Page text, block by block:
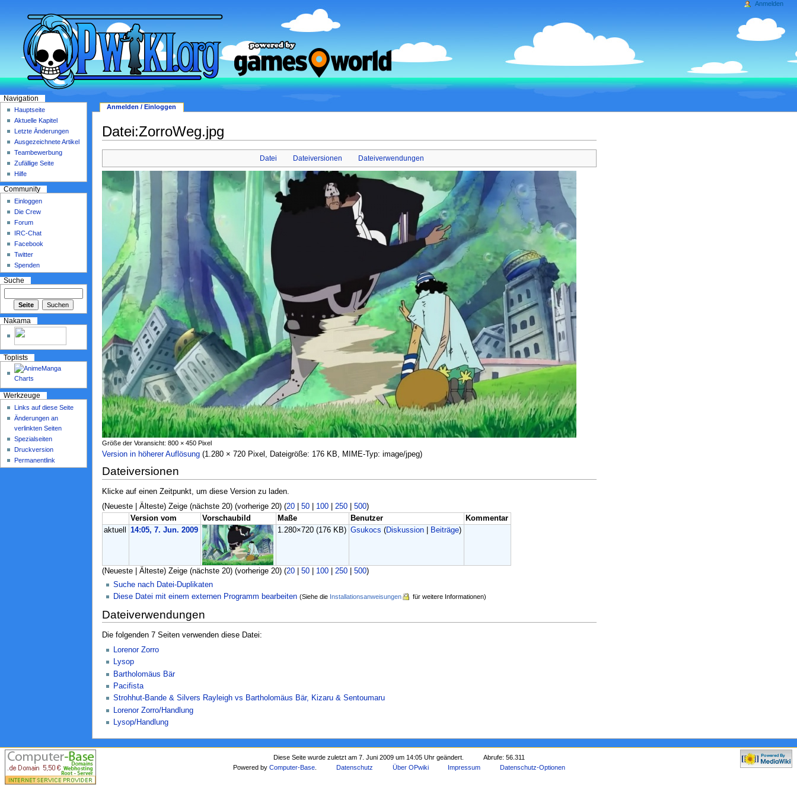
Datei:ZorroWeg.jpg
Datei Dateiversionen Dateiverwendungen
Größe der Voransicht: 800 × 450 Pixel
Version in höherer Auflösung‎ (1.280 × 720 Pixel, Dateigröße: 176 KB, MIME-Typ: image/jpeg)
Dateiversionen
Klicke auf einen Zeitpunkt, um diese Version zu laden.
(Neueste | Älteste) Zeige (nächste 20) (vorherige 20) (20| 50| 100| 250| 500)
Version vom
Vorschaubild Maße Benutzer
Kommentar
aktuell
14:05, 7. Jun. 2009 1.280×720(176 KB) Gsukocs (Diskussion Beiträge)
(Neueste | Älteste) Zeige (nächste 20) (vorherige 20) (20| 50| 100| 250| 500)
Suche nach Datei-Duplikaten
Diese Datei mit einem externen Programm bearbeiten (Siehe die Installationsanweisungen für weitere Informationen)
Dateiverwendungen
Die folgenden 7 Seiten verwenden diese Datei:
Lorenor Zorro
Lysop
Bartholomäus Bär
Pacifista
Strohhut-Bande & Silvers Rayleigh vs Bartholomäus Bär, Kizaru & Sentoumaru
Lorenor Zorro/Handlung
Lysop/Handlung
Anmelden / Einloggen
Anmelden
Navigation
Hauptseite
Aktuelle Kapitel
Letzte Änderungen
Ausgezeichnete Artikel
Teambewerbung
Zufällige Seite
Hilfe
Community
Einloggen
Die Crew
Forum
IRC-Chat
Facebook
Twitter
Spenden
Suche
Nakama
Toplists
Werkzeuge
Links auf diese Seite
Änderungen an
verlinkten Seiten
Spezialseiten
Druckversion
Permanentlink
Diese Seite wurde zuletzt am 7. Juni 2009 um 14:05 Uhr geändert.
Abrufe: 56.311
Powered byComputer-Base Datenschutz Über OPwiki Impressum Datenschutz-Optionen